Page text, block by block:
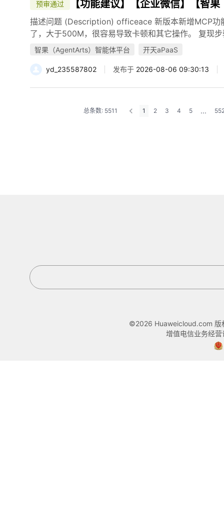
预审通过 【功能建议】【企业微信】【
描述问题 (Description) officeace 新版本新增MCP功
了，大于500M，很容易导致卡顿和其它操作。 复现
智果（AgentArts）智能体平台 开天aPaaS
yd_235587802 发布于 2026-08-06 09:30:13
总条数: 5511 1 2 3 4 5 ...
©2026 Huaweicloud.com 版
增值电信业务经